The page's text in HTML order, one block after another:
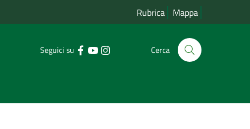
Rubrica Mappa
Seguici su Cerca